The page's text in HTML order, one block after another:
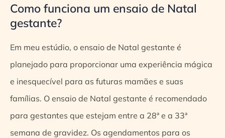
Como funciona um ensaio de Natal
gestante?
Em meu estúdio, o ensaio de Natal gestante é
planejado para proporcionar uma experiência mágica
e inesquecível para as futuras mamães e suas
famílias. O ensaio de Natal gestante é recomendado
para gestantes que estejam entre a 28ª e a 33ª
semana de gravidez. Os agendamentos para os